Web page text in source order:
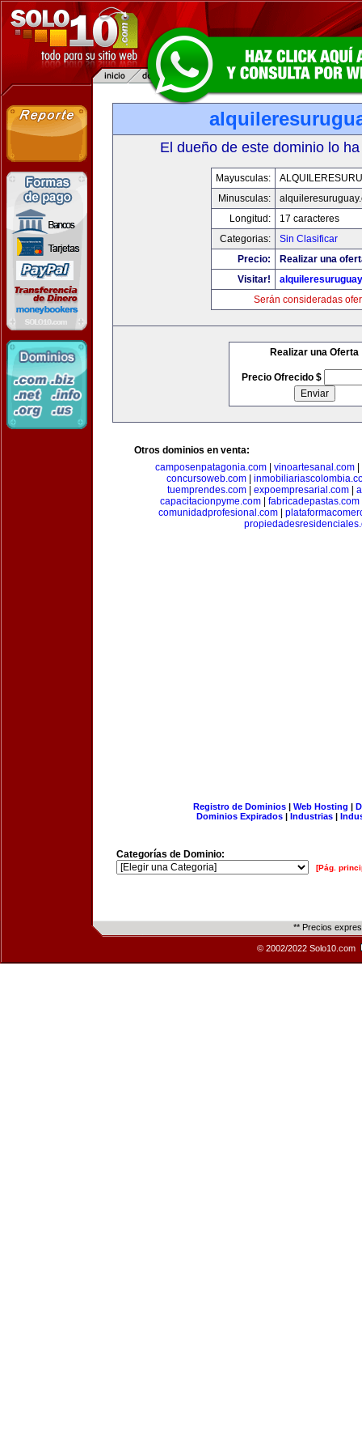
El dueño de este dominio lo
Mayusculas:
Minusculas:
Longitud:
17 caracteres
Categorias:
Sin Clasificar
Precio:
Realizar una
Visitar!
Serán consideradas
Realizar una Oferta
Precio Ofrecido $
Otros dominios en venta:
camposenpatagonia.com| vinoartesanal.com|
concursoweb.com
tuemprendes.com
expoempresarial.com
capacitacionpyme.com
fabricadepastas.com
comunidadprofesional.com|
Registro de Dominios| Web Hosting |
Dominios Expirados | Industrias |
Categorías de Dominio:
[Pág.
** Precios
© 2002/2022 Solo10.com